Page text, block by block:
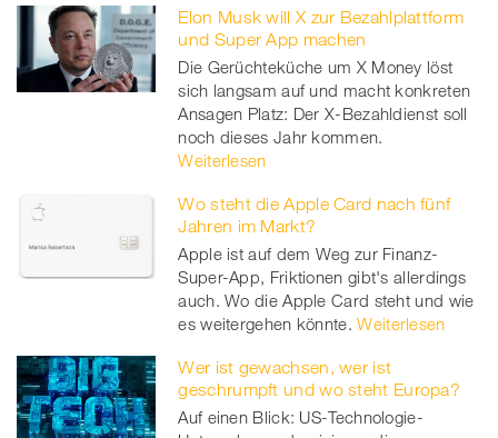
Elon Musk will X zur Bezahlplattform
und Super App machen
Die Gerüchteküche um X Money löst
sich langsam auf und macht konkreten
Ansagen Platz: Der X-Bezahldienst soll
noch dieses Jahr kommen.
Weiterlesen
Wo steht die Apple Card nach fünf
Jahren im Markt?
Apple ist auf dem Weg zur Finanz-
Super-App, Friktionen gibt's allerdings
auch. Wo die Apple Card steht und wie
es weitergehen könnte. Weiterlesen
Wer ist gewachsen, wer ist
geschrumpft und wo steht Europa?
Auf einen Blick: US-Technologie-